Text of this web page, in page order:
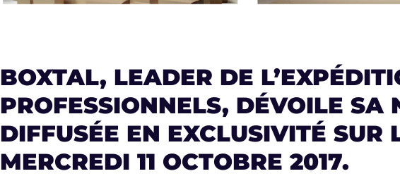
BOXTAL, LEADER DE
PROFESSIONNELS, DÉVOILE
DIFFUSÉE EN EXCLUSIVITÉ
MERCREDI 11 OCTOBRE 2017.